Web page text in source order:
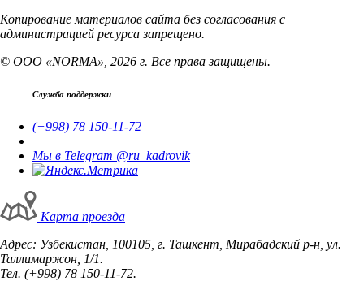
Копирование материалов сайта без согласования с
администрацией ресурса запрещено.
© ООО «NORMA», 2026 г. Все права защищены.
Служба поддержки
(+998) 78 150-11-72
Мы в Telegram @ru_kadrovik
Карта проезда
Адрес: Узбекистан, 100105, г. Ташкент, Мирабадский р-н, ул.
Таллимаржон, 1/1.
Тел. (+998) 78 150-11-72.